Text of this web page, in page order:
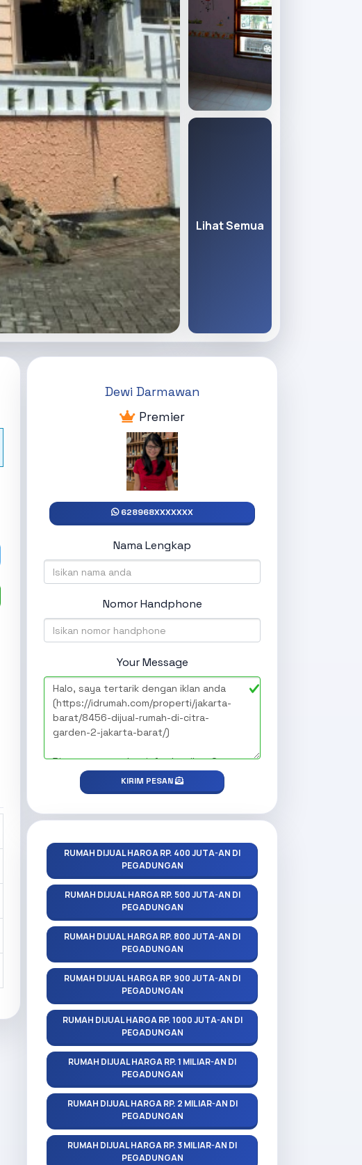
Lihat Semua
Dewi Darmawan
Premier
628968XXXXXXX
Nama Lengkap
Nomor Handphone
Your Message
KIRIM PESAN
RUMAH DIJUAL HARGA RP. 400 JUTA-AN DI
PEGADUNGAN
RUMAH DIJUAL HARGA RP. 500 JUTA-AN DI
PEGADUNGAN
RUMAH DIJUAL HARGA RP. 800 JUTA-AN DI
PEGADUNGAN
RUMAH DIJUAL HARGA RP. 900 JUTA-AN DI
PEGADUNGAN
RUMAH DIJUAL HARGA RP. 1000 JUTA-AN DI
PEGADUNGAN
RUMAH DIJUAL HARGA RP. 1 MILIAR-AN DI
PEGADUNGAN
RUMAH DIJUAL HARGA RP. 2 MILIAR-AN DI
PEGADUNGAN
RUMAH DIJUAL HARGA RP. 3 MILIAR-AN DI
PEGADUNGAN